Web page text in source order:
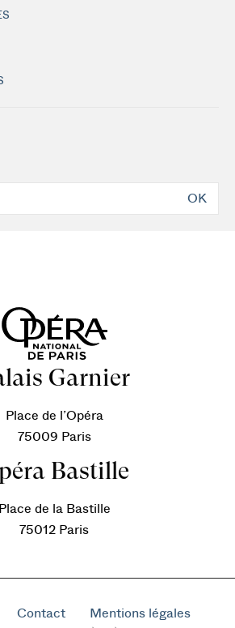
OK
Garnier
Place de l’Opéra
75009 Paris
Bastille
Place de la Bastille
75012 Paris
Contact Mentions légales